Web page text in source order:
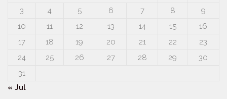
3
4 5 6 7 8
9
10
11 12 13 14 15
16
17
18 19 20 21 22
23
24
25 26 27 28 29
30
31
« Jul